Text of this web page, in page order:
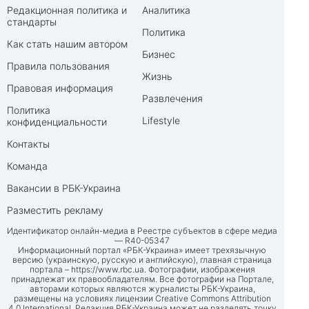
Редакционная политика и
стандарты
Как стать нашим автором
Правила пользования
Правовая информация
Политика
конфиденциальности
Контакты
Команда
Вакансии в РБК-Украина
Разместить рекламу
Аналитика
Политика
Бизнес
Жизнь
Развлечения
Lifestyle
Идентификатор онлайн-медиа в Реестре субъектов в сфере медиа
— R40-05347
Информационный портал «РБК-Украина» имеет трехязычную
версию (украинскую, русскую и английскую), главная страница
портала – https://www.rbc.ua. Фотографии, изображения
принадлежат их правообладателям. Все фотографии на Портале,
авторами которых являются журналисты РБК-Украина,
размещены на условиях лицензии Creative Commons Attribution